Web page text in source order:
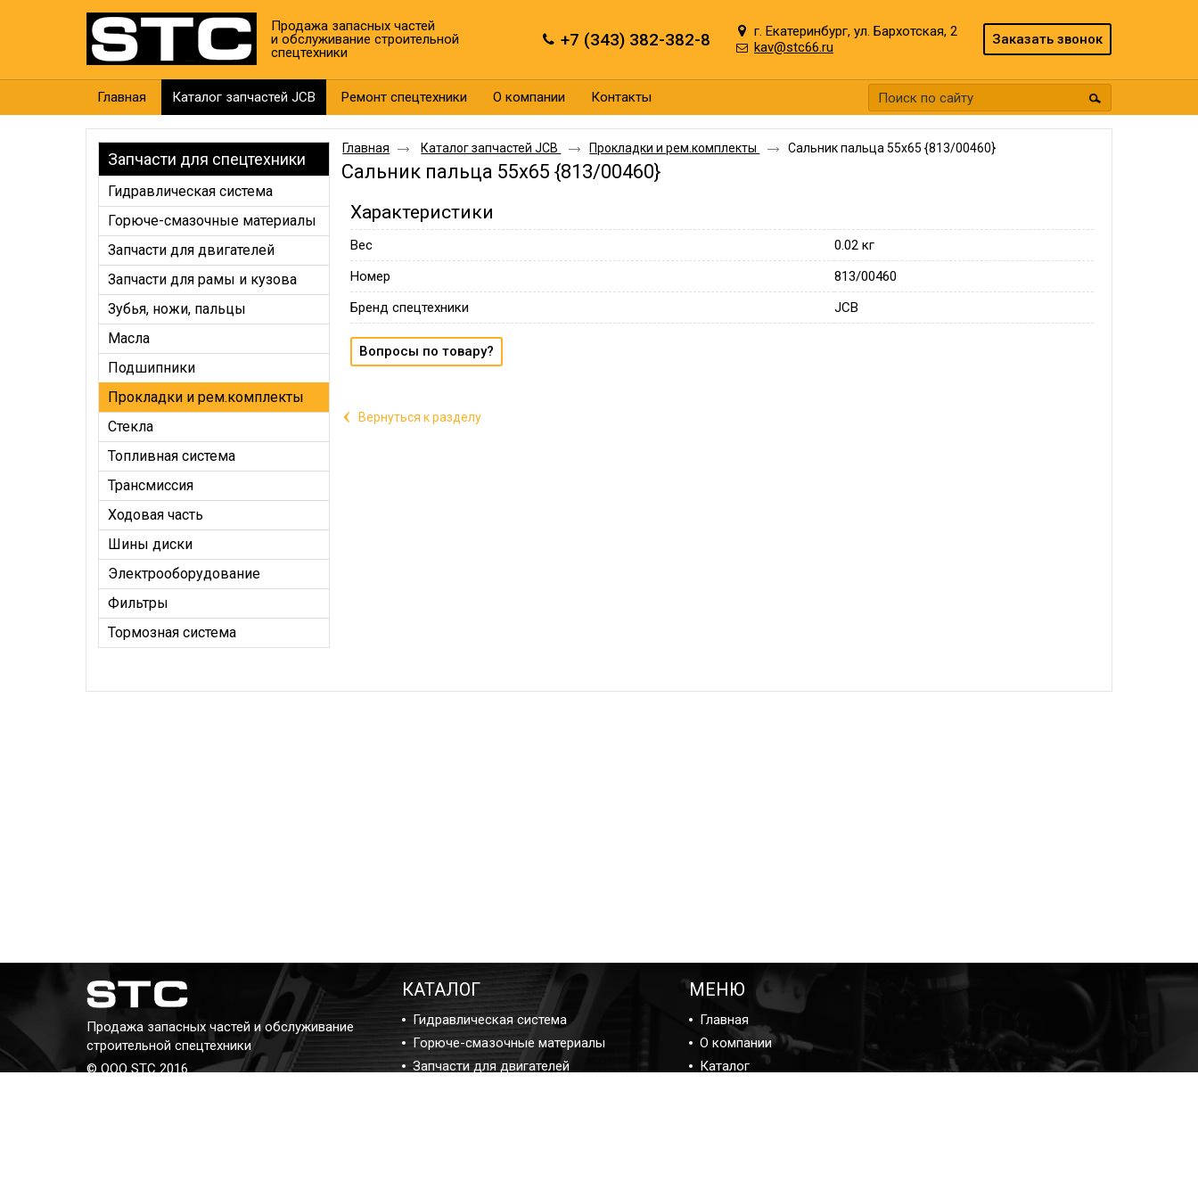
+7 (343) 382-382-8
г. Екатеринбург, ул. Бархотская, 2
kav@stc66.ru
Заказать звонок
Продажа запасных частей
и обслуживание строительной
спецтехники
Главная Каталог запчастей JCB Ремонт спецтехники О компании Контакты
Запчасти для спецтехники
Гидравлическая система
Горюче-смазочные материалы
Запчасти для двигателей
Запчасти для рамы и кузова
Зубья, ножи, пальцы
Масла
Подшипники
Прокладки и рем.комплекты
Стекла
Топливная система
Трансмиссия
Ходовая часть
Шины диски
Электрооборудование
Фильтры
Тормозная система
Главная Каталог запчастей JCB Прокладки и рем.комплекты Сальник пальца 55х65 {813/00460}
Сальник пальца 55х65 {813/00460}
Характеристики
Вес
0.02 кг
Номер
813/00460
Бренд спецтехники
JCB
Вопросы по товару?
‹ Вернуться к разделу
Продажа запасных частей и обслуживание
строительной спецтехники
© ООО STC 2016
КАТАЛОГ
Гидравлическая система
Горюче-смазочные материалы
Запчасти для двигателей
МЕНЮ
Главная
О компании
Каталог